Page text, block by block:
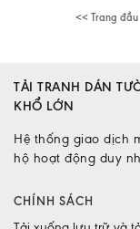
<< Trang đầu
TẢI TRANH DÁN
KHỔ LỚN
Hệ thống giao dịch
hộ hoạt động duy
CHÍNH SÁCH